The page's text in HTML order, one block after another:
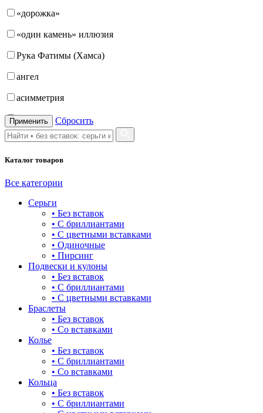
«дорожка»
«один камень» иллюзия
Рука Фатимы (Хамса)
ангел
асимметрия
бабочка
бантик
башня
бесконечность
буквы
булавка
гвоздь
деревья
длинные
для мам
драконы и змеи
другие религии
животный мир
Применить Сбросить
Каталог товаров
Все категории
Серьги
• Без вставок
• С бриллиантами
• С цветными вставками
• Одиночные
• Пирсинг
Подвески и кулоны
• Без вставок
• С бриллиантами
• С цветными вставками
Браслеты
• Без вставок
• Со вставками
Колье
• Без вставок
• С бриллиантами
• Со вставками
Кольца
• Без вставок
• С бриллиантами